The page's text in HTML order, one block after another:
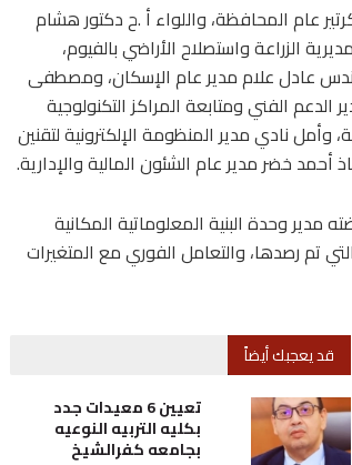
عام المحافظة، واللواء أ .ح دكتور هشام
الزراعة واستصلاح الأراضي بالفيوم،
عادل علام مدير عام الإسكان، ومصطفى
الفني ومتابعة المراكز التكنولوجية
وأمل نادي مدير المنظومة الإلكترونية لتقنين
أحمد خضر مدير عام الشئون المالية والإدارية.
مدير وحدة البنية المعلوماتية المكانية
تم رصدها، والتعامل الفوري مع المتغيرات
قد يعجبك أيضاً
تعيين 6 معيدات جدد
بكليه التربيه النوعيه
بجامعه كفرالشيخ